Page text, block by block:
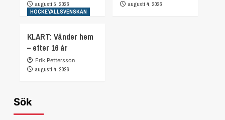
augusti 5, 2026
augusti 4, 2026
HOCKEYALLSVENSKAN
KLART: Vänder hem
– efter 16 år
Erik Pettersson
augusti 4, 2026
Sök